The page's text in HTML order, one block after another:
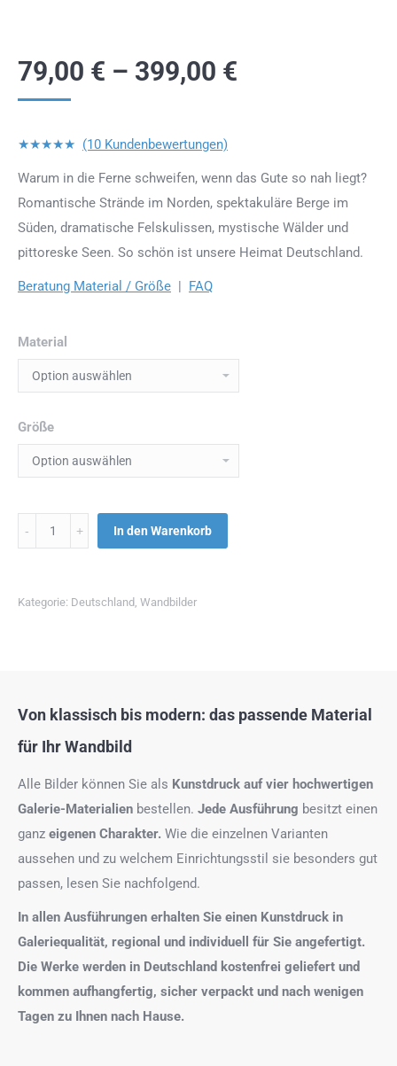
79,00 € – 399,00 €
★★★★★ (10 Kundenbewertungen)
Warum in die Ferne schweifen, wenn das Gute so nah liegt?
Romantische Strände im Norden, spektakuläre Berge im
Süden, dramatische Felskulissen, mystische Wälder und
pittoreske Seen. So schön ist unsere Heimat Deutschland.
Beratung Material / Größe | FAQ
Material
Größe
Menge In den Warenkorb
Kategorie: Deutschland Wandbilder
Von klassisch bis modern: das passende Material
für Ihr Wandbild
Alle Bilder können Sie als Kunstdruck auf vier hochwertigen
Galerie-Materialien bestellen. Jede Ausführung besitzt einen
ganz eigenen Charakter. Wie die einzelnen Varianten
aussehen und zu welchem Einrichtungsstil sie besonders gut
passen, lesen Sie nachfolgend.
In allen Ausführungen erhalten Sie einen Kunstdruck in
Galeriequalität, regional und individuell für Sie angefertigt.
Die Werke werden in Deutschland kostenfrei geliefert und
kommen aufhangfertig, sicher verpackt und nach wenigen
Tagen zu Ihnen nach Hause.